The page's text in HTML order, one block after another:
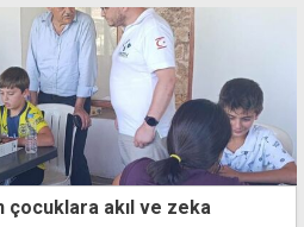
çocuklara akıl ve zeka